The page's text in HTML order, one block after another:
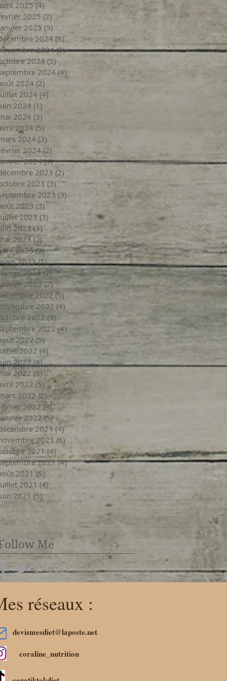
2025 (4)
2025 (2) 2 posts
2025 (5)
2024(8)8 posts
2024 (8)8 posts
2024(5)
2024 (4)
2024 (2)
2024 (4)
2024(1)
2024 (3)
2024 (5)
2024 (3)
2024(2)
2024 (4)4 posts
2023 (2) 2 posts
2023 (3)3 posts
2023 (3)
2023 (3)3 posts
2023 (3) 3 posts
2023 (3) 3 posts
2023 (2)2 posts
2023(2)2 posts
2023(1)1 post
2023(2)2 posts
2023(2)2 posts
2022 (5) 5 posts
2022 (4)
2022 (5) 5 posts
2022 (4) 4 posts
2022 (5)
2022 (4)
2022 (4)4 posts
2022 (5) 5 posts
2022 (5) 5 posts
2022 (2) 2 posts
2022 (4)4 posts
2022(5)5 posts
2021 (4)4 posts
2021 (6)
2021 (4) 4 posts
2021(4)4 posts
2021 (5)
2021 (4)
2021 (5)
Me
réseaux :
devismesdiet@laposte.net
coraline_nutrition